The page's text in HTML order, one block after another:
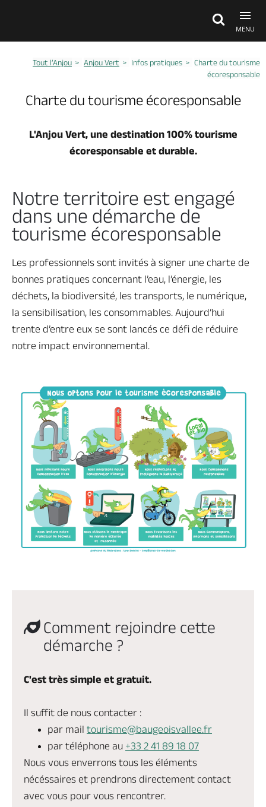
MENU
Découvrir
Dormir, manger
Anjou vert
Anjou vert
Brochures & cartes Location de salle
Se déplacer en Anjou
Vert
Charte du tourisme
écoresponsable
Vous êtes ici :
Tout l'Anjou
Anjou Vert
Tout l’Anjou Anjou Vert Infos pratiques
Charte du tourisme
écoresponsable
Charte du tourisme écoresponsable
L'Anjou Vert, une destination 100% tourisme
écoresponsable et durable.
Notre territoire est engagé
dans une démarche de
tourisme écoresponsable
Les professionnels sont invités à signer une charte de
bonnes pratiques concernant l’eau, l’énergie, les
déchets, la biodiversité, les transports, le numérique,
la sensibilisation, les consommables. Aujourd’hui
trente d’entre eux se sont lancés ce défi de réduire
notre impact environnemental.
Comment rejoindre cette
démarche ?
C'est très simple et gratuit.
Il suffit de nous contacter :
par mail tourisme@baugeoisvallee.fr
par téléphone au +33 2 41 89 18 07
Nous vous enverrons tous les éléments
nécéssaires et prendrons directement contact
avec vous pour vous rencontrer.